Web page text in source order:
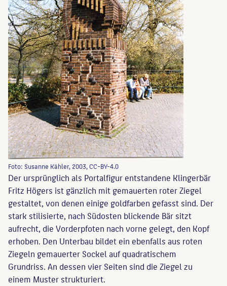
Foto: Susanne Kähler, 2003, CC-BY-4.0
Der ursprünglich als Portalfigur entstandene Klingerbär
Fritz Högers ist gänzlich mit gemauerten roter Ziegel
gestaltet, von denen einige goldfarben gefasst sind. Der
stark stilisierte, nach Südosten blickende Bär sitzt
aufrecht, die Vorderpfoten nach vorne gelegt, den Kopf
erhoben. Den Unterbau bildet ein ebenfalls aus roten
Ziegeln gemauerter Sockel auf quadratischem
Grundriss. An dessen vier Seiten sind die Ziegel zu
einem Muster strukturiert.